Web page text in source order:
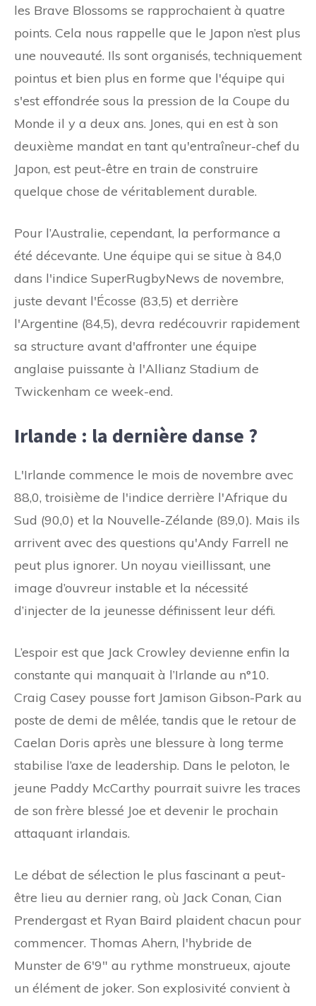
les Brave Blossoms se rapprochaient à quatre
points. Cela nous rappelle que le Japon n’est plus
une nouveauté. Ils sont organisés, techniquement
pointus et bien plus en forme que l'équipe qui
s'est effondrée sous la pression de la Coupe du
Monde il y a deux ans. Jones, qui en est à son
deuxième mandat en tant qu'entraîneur-chef du
Japon, est peut-être en train de construire
quelque chose de véritablement durable.
Pour l’Australie, cependant, la performance a
été décevante. Une équipe qui se situe à 84,0
dans l'indice SuperRugbyNews de novembre,
juste devant l'Écosse (83,5) et derrière
l'Argentine (84,5), devra redécouvrir rapidement
sa structure avant d'affronter une équipe
anglaise puissante à l'Allianz Stadium de
Twickenham ce week-end.
Irlande : la dernière danse ?
L'Irlande commence le mois de novembre avec
88,0, troisième de l'indice derrière l'Afrique du
Sud (90,0) et la Nouvelle-Zélande (89,0). Mais ils
arrivent avec des questions qu'Andy Farrell ne
peut plus ignorer. Un noyau vieillissant, une
image d’ouvreur instable et la nécessité
d’injecter de la jeunesse définissent leur défi.
L’espoir est que Jack Crowley devienne enfin la
constante qui manquait à l’Irlande au n°10.
Craig Casey pousse fort Jamison Gibson-Park au
poste de demi de mêlée, tandis que le retour de
Caelan Doris après une blessure à long terme
stabilise l’axe de leadership. Dans le peloton, le
jeune Paddy McCarthy pourrait suivre les traces
de son frère blessé Joe et devenir le prochain
attaquant irlandais.
Le débat de sélection le plus fascinant a peut-
être lieu au dernier rang, où Jack Conan, Cian
Prendergast et Ryan Baird plaident chacun pour
commencer. Thomas Ahern, l'hybride de
Munster de 6'9″ au rythme monstrueux, ajoute
un élément de joker. Son explosivité convient à